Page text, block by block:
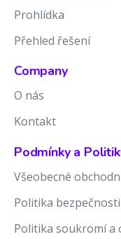
Prohlídka
Přehled řešení
Company
O nás
Kontakt
Podmínky a
Všeobecné
Politika bezpečnosti
Politika soukromí a